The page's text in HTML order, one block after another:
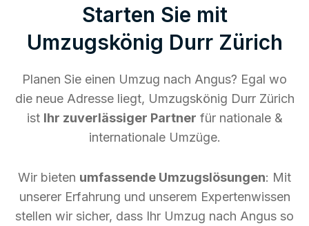
Starten Sie mit
Umzugskönig Durr Zürich
Planen Sie einen Umzug nach Angus? Egal wo
die neue Adresse liegt, Umzugskönig Durr Zürich
ist Ihr zuverlässiger Partner für nationale &
internationale Umzüge.
Wir bieten umfassende Umzugslösungen: Mit
unserer Erfahrung und unserem Expertenwissen
stellen wir sicher, dass Ihr Umzug nach Angus so